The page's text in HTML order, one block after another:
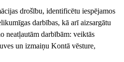
drošību, identificētu iespējamos
darbības, kā arī aizsargātu
neatļautām darbībām: veiktās
un izmaiņu Kontā vēsture,